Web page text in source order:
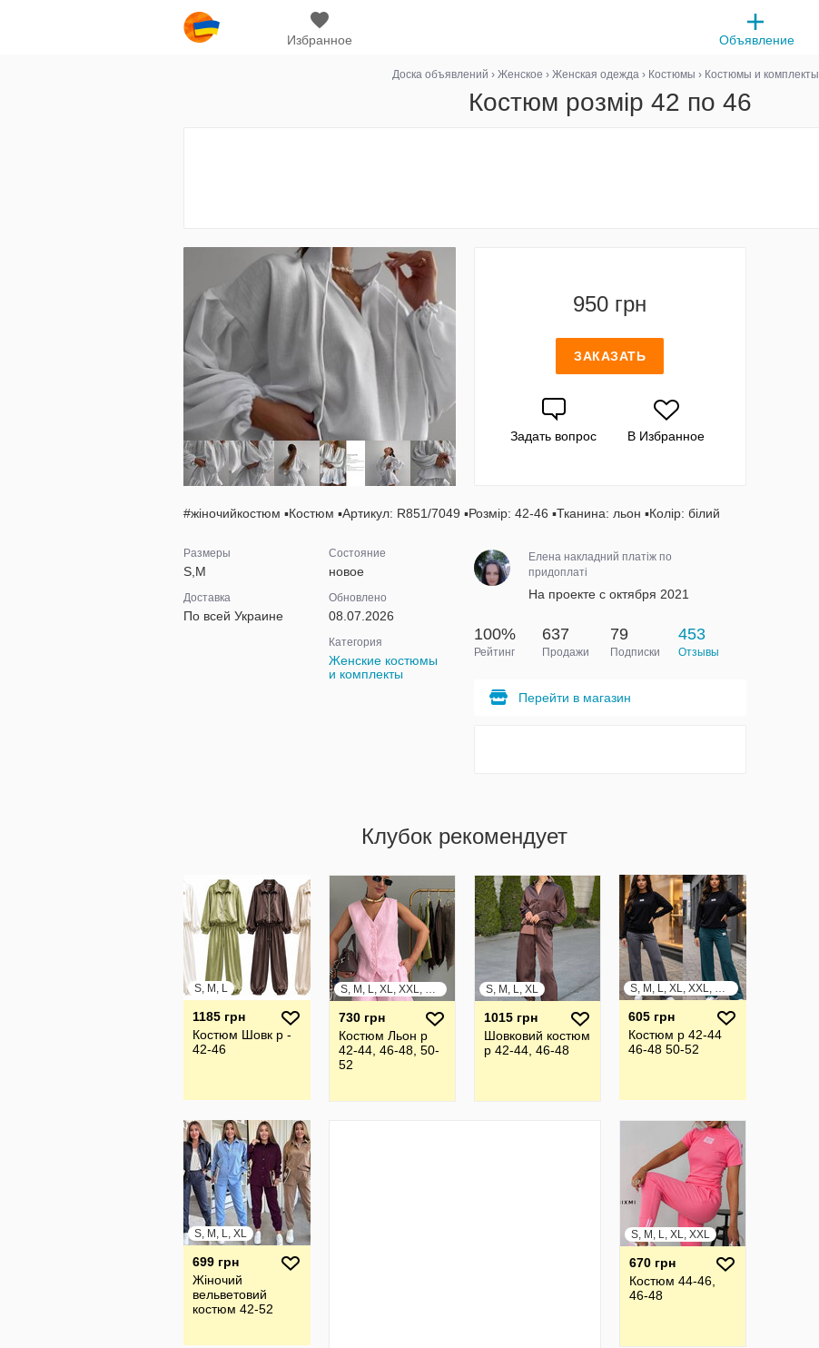
Избранное Объявление
Доска объявлений › Женское › Женская одежда › Костюмы › Костюмы и комплекты
Костюм розмір 42 по 46
950 грн
ЗАКАЗАТЬ
Задать вопрос В Избранное
#жіночийкостюм ▪️Костюм ▪️Артикул: R851/7049 ▪️Розмiр: 42-46 ▪️Тканина: льон ▪️Колір: білий
Размеры
S,M
Доставка
По всей Украине
Состояние
новое
Обновлено
08.07.2026
Категория
Женские костюмы
и комплекты
Елена накладний платіж по
придоплаті
На проекте с октября 2021
100%
Рейтинг
637
Продажи
79
Подписки
453
Отзывы
Перейти в магазин
Клубок рекомендует
S, M, L
1185 грн
Костюм Шовк р -
42-46
S, M, L, XL, XXL, XXXL
730 грн
Костюм Льон р
42-44, 46-48, 50-
52
S, M, L, XL
1015 грн
Шовковий костюм
р 42-44, 46-48
S, M, L, XL, XXL, XXXL
605 грн
Костюм р 42-44
46-48 50-52
S, M, L, XL
699 грн
Жіночий
вельветовий
костюм 42-52
S, M, L, XL, XXL
670 грн
Костюм 44-46,
46-48